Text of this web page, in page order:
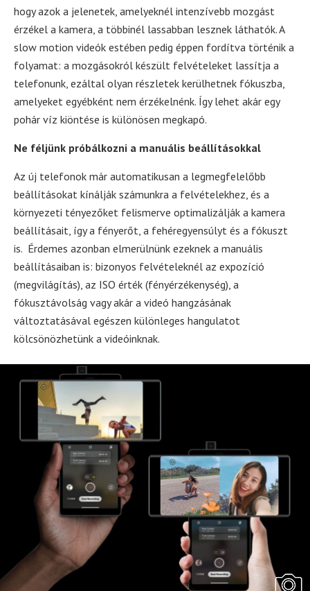
hogy azok a jelenetek, amelyeknél intenzívebb mozgást
érzékel a kamera, a többinél lassabban lesznek láthatók. A
slow motion videók estében pedig éppen fordítva történik a
folyamat: a mozgásokról készült felvételeket lassítja a
telefonunk, ezáltal olyan részletek kerülhetnek fókuszba,
amelyeket egyébként nem érzékelnénk. Így lehet akár egy
pohár víz kiöntése is különösen megkapó.
Ne féljünk próbálkozni a manuális beállításokkal
Az új telefonok már automatikusan a legmegfelelőbb
beállításokat kínálják számunkra a felvételekhez, és a
környezeti tényezőket felismerve optimalizálják a kamera
beállításait, így a fényerőt, a fehéregyensúlyt és a fókuszt
is. Érdemes azonban elmerülnünk ezeknek a manuális
beállításaiban is: bizonyos felvételeknél az expozíció
(megvilágítás), az ISO érték (fényérzékenység), a
fókusztávolság vagy akár a videó hangzásának
változtatásával egészen különleges hangulatot
kölcsönözhetünk a videóinknak.